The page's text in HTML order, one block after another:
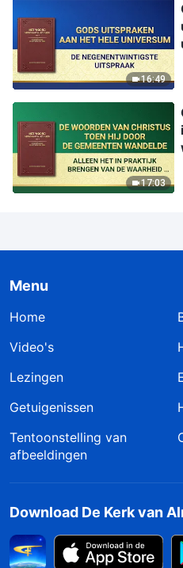
16:49
17:03
Menu
Home
Video's
Lezingen
Getuigenissen
Tentoonstelling van
afbeeldingen
Download De Kerk van